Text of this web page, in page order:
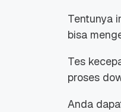
Tentunya
bisa
Tes
proses
Anda